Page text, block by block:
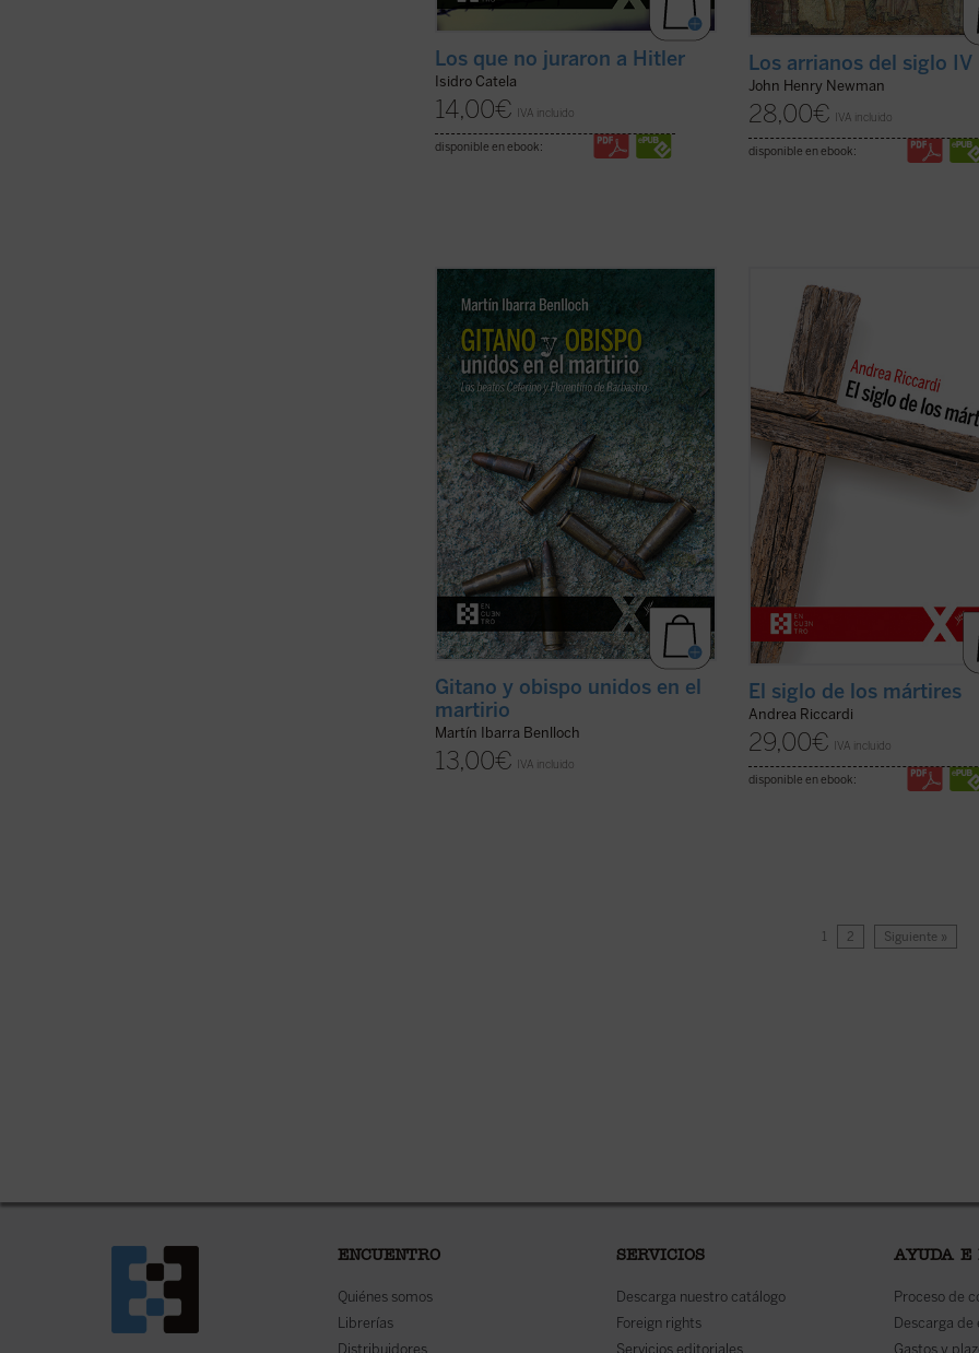
Los que no juraron a Hitler
Isidro Catela
14,00€ IVA incluido
disponible en ebook:
Los arrianos del siglo IV
John Henry Newman
28,00€ IVA incluido
disponible en ebook:
El martirio de un tratante gitano y un
Barbastro pone de relieve cómo la
persecución no distinguió personas. La
perseguida era la fe. La vida, pasión y
muerte de estos mártires narrada en
este libro son un ...(ver ficha)
Gitano y obispo unidos en el
martirio
Martín Ibarra Benlloch
13,00€ IVA incluido
El siglo XX produjo las
los derechos humanos, pero
centenares de millones de víctimas
masacradas en genocidios, guerras
civiles y mundiales, deportaciones,
aniquilaciones de etnias, clases y
religiosos o ...(ver ficha)
El siglo de los mártires
Andrea Riccardi
29,00€ IVA incluido
disponible en ebook:
1 2 Siguiente »
ENCUENTRO
Quiénes somos
Librerías
Distribuidores
SERVICIOS
Descarga nuestro catálogo
Foreign rights
Servicios editoriales
AYUDA E
Proceso de
Descarga de
Gastos y